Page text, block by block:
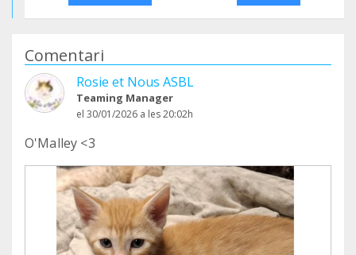
Comentari
Rosie et Nous ASBL
Teaming Manager
el 30/01/2026 a les 20:02h
O'Malley <3